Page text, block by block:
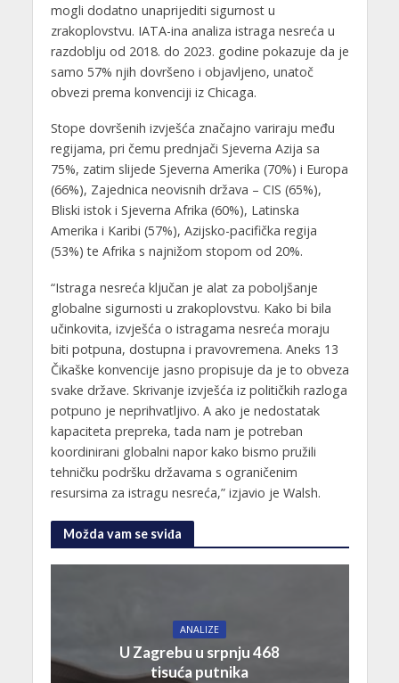
mogli dodatno unaprijediti sigurnost u
zrakoplovstvu. IATA-ina analiza istraga nesreća u
razdoblju od 2018. do 2023. godine pokazuje da je
samo 57% njih dovršeno i objavljeno, unatoč
obvezi prema konvenciji iz Chicaga.
Stope dovršenih izvješća značajno variraju među
regijama, pri čemu prednjači Sjeverna Azija sa
75%, zatim slijede Sjeverna Amerika (70%) i Europa
(66%), Zajednica neovisnih država – CIS (65%),
Bliski istok i Sjeverna Afrika (60%), Latinska
Amerika i Karibi (57%), Azijsko-pacifička regija
(53%) te Afrika s najnižom stopom od 20%.
“Istraga nesreća ključan je alat za poboljšanje
globalne sigurnosti u zrakoplovstvu. Kako bi bila
učinkovita, izvješća o istragama nesreća moraju
biti potpuna, dostupna i pravovremena. Aneks 13
Čikaške konvencije jasno propisuje da je to obveza
svake države. Skrivanje izvješća iz političkih razloga
potpuno je neprihvatljivo. A ako je nedostatak
kapaciteta prepreka, tada nam je potreban
koordinirani globalni napor kako bismo pružili
tehničku podršku državama s ograničenim
resursima za istragu nesreća,” izjavio je Walsh.
Možda vam se sviđa
ANALIZE
U Zagrebu u srpnju 468
tisuća putnika